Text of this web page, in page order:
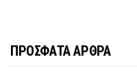
ΠΡΟΣΦΑΤΑ ΑΡΘΡΑ